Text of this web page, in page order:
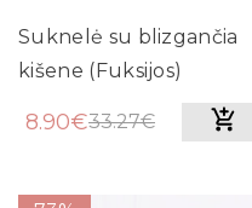
Suknelė su blizgančia
kišene (Fuksijos)
8.90€33.27€